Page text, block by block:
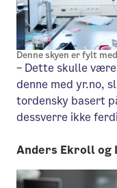
Denne skyen er fylt
– Dette skulle
denne med yr.no,
tordensky basert
dessverre ikke
Anders Ekroll og